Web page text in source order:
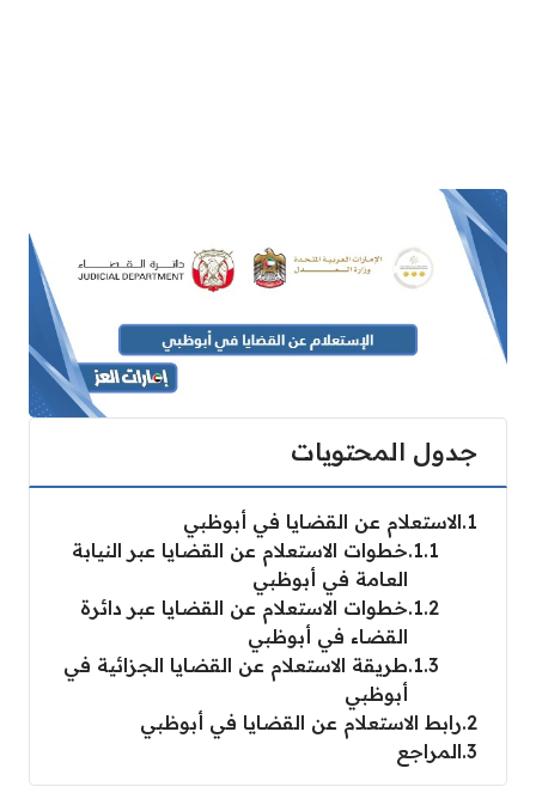
جدول المحتويات
1 الاستعلام عن القضايا في أبوظبي
1.1 خطوات الاستعلام عن القضايا عبر النيابة
العامة في أبوظبي
1.2 خطوات الاستعلام عن القضايا عبر دائرة
القضاء في أبوظبي
1.3 طريقة الاستعلام عن القضايا الجزائية في
أبوظبي
2 رابط الاستعلام عن القضايا في أبوظبي
3 المراجع